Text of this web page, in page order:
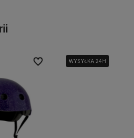
Do ulubionych
Do ulubionychWYSYŁKA 24H